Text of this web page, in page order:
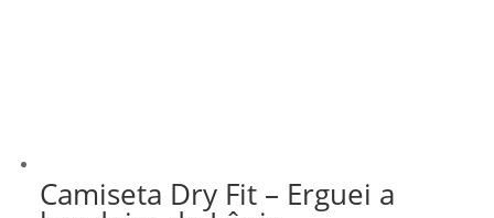
Camiseta Dry Fit – Erguei a